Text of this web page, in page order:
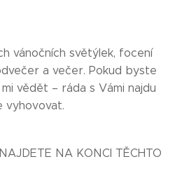
vánočních světýlek, focení
a večer. Pokud byste
vědět – ráda s Vámi najdu
vyhovovat.
NA KONCI TĚCHTO